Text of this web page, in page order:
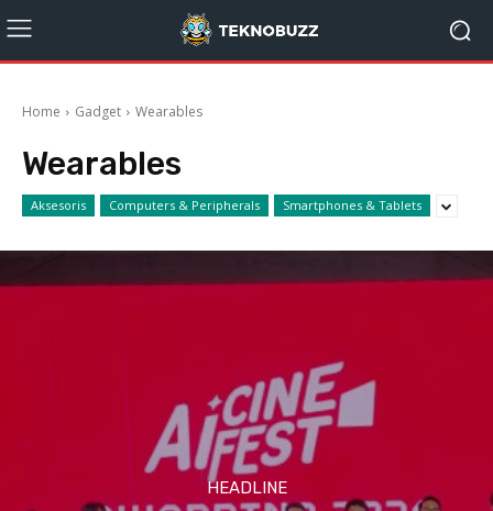
Home Gadget Wearables
Wearables
Aksesoris Computers & Peripherals Smartphones & Tablets
HEADLINE